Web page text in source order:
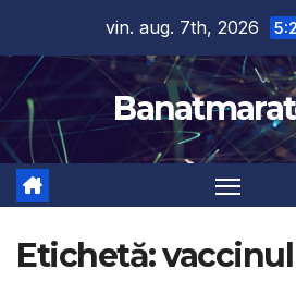
content
vin. aug. 7th, 2026
Etichetă: